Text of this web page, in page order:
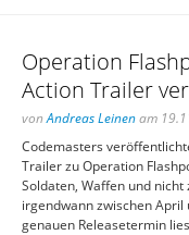
Operation
Action Trailer
vonAndreas Leinenam
Codemasters
Trailer zu Operation
Soldaten, Waffen und nicht
irgendwann zwischen
genauen Releasetermin